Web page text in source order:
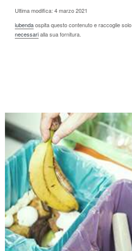
Ultima modifica: 4 marzo 2021
iubendaospita questo contenuto e raccoglie solo
necessarialla sua fornitura.